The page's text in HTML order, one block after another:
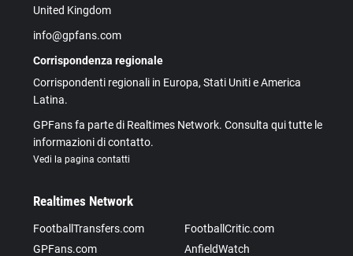
United Kingdom
info@gpfans.com
Corrispondenza regionale
Corrispondenti regionali in Europa, Stati Uniti e America
Latina.
GPFans fa parte di Realtimes Network. Consulta qui tutte le
informazioni di contatto.
Vedi la pagina contatti
Realtimes Network
FootballTransfers.com
FootballCritic.com
GPFans.com
AnfieldWatch